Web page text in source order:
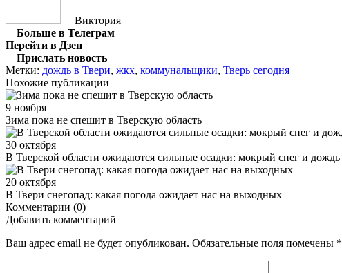
Виктория
Больше в Телеграм
Перейти в Дзен
Прислать новость
Метки: дождь в Твери, жкх, коммунальщики, Тверь сегодня
Похожие публикации
9 ноября
Зима пока не спешит в Тверскую область
30 октября
В Тверской области ожидаются сильные осадки: мокрый снег и дождь
20 октября
В Твери снегопад: какая погода ожидает нас на выходных
Комментарии (0)
Добавить комментарий
Ваш адрес email не будет опубликован. Обязательные поля помечены *